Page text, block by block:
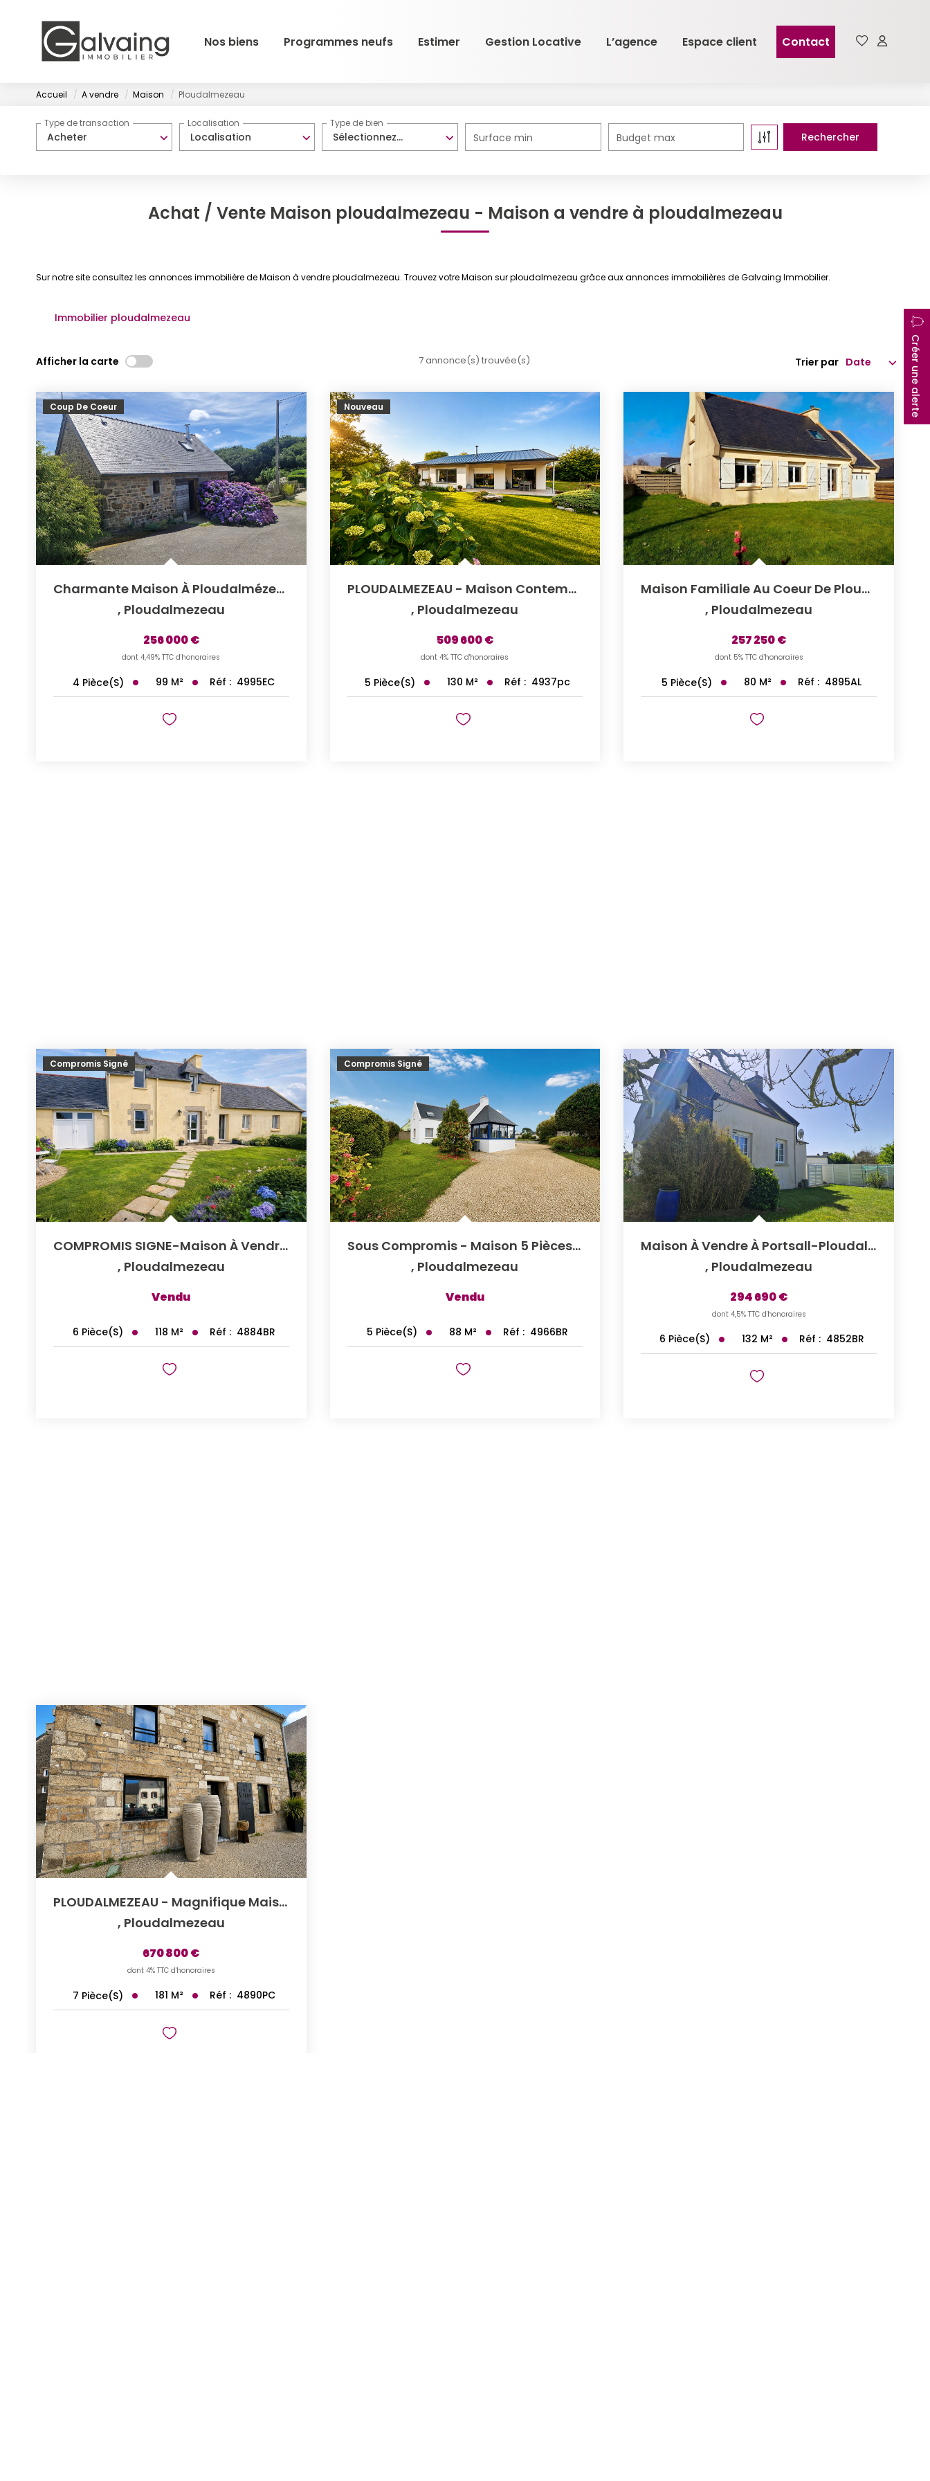
Nos biens Programmes neufs Estimer Gestion Locative L’agence Espace client Contact
Accueil A vendre Maison Ploudalmezeau
Acheter
Type de transaction
Localisation
Localisation
Sélectionnez...
Type de bien
Surface min Budget max
Achat / Vente Maison ploudalmezeau - Maison a vendre à ploudalmezeau
Sur notre site consultez les annonces immobilière de Maison à vendre ploudalmezeau. Trouvez votre Maison sur ploudalmezeau grâce aux annonces immobilières de Galvaing Immobilier.
Immobilier ploudalmezeau
Créer une alerte
Afficher la carte 7 annonce(s) trouvée(s) Trier par
Coup De Coeur
Charmante Maison À Ploudalmézeau Havre De Paix À Saisir
, Ploudalmezeau
256 000 €
dont 4,49% TTC d'honoraires
4 Pièce(s) 99 M² Réf : 4995EC
Nouveau
PLOUDALMEZEAU - Maison Contemporaine - Rare Sur Le Marché !
, Ploudalmezeau
509 600 €
dont 4% TTC d'honoraires
5 Pièce(s) 130 M² Réf : 4937pc
Maison Familiale Au Coeur De Ploudalmézeau ? Vie De...
, Ploudalmezeau
257 250 €
dont 5% TTC d'honoraires
5 Pièce(s) 80 M² Réf : 4895AL
Compromis Signé
COMPROMIS SIGNE-Maison À Vendre À Ploudalmézeau - Référence...
, Ploudalmezeau
Vendu
6 Pièce(s) 118 M² Réf : 4884BR
Compromis Signé
Sous Compromis - Maison 5 Pièces À Vendre À Ploudalmézeau,...
, Ploudalmezeau
Vendu
5 Pièce(s) 88 M² Réf : 4966BR
Maison À Vendre À Portsall-Ploudalmézeau - Référence 4852BR
, Ploudalmezeau
294 690 €
dont 4,5% TTC d'honoraires
6 Pièce(s) 132 M² Réf : 4852BR
PLOUDALMEZEAU - Magnifique Maison De Maître En Pierre De...
, Ploudalmezeau
670 800 €
dont 4% TTC d'honoraires
7 Pièce(s) 181 M² Réf : 4890PC